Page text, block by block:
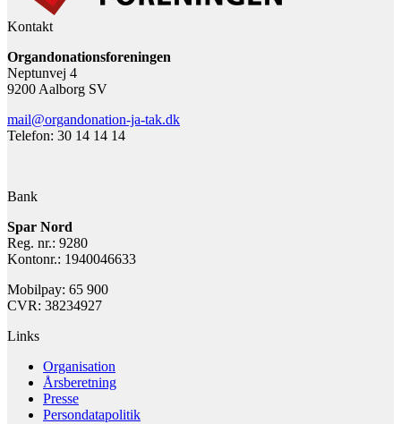
Kontakt
Organdonationsforeningen
Neptunvej 4
9200 Aalborg SV
mail@organdonation-ja-tak.dk
Telefon: 30 14 14 14
Bank
Spar Nord
Reg. nr.: 9280
Kontonr.: 1940046633
Mobilpay: 65 900
CVR: 38234927
Links
Organisation
Årsberetning
Presse
Persondatapolitik